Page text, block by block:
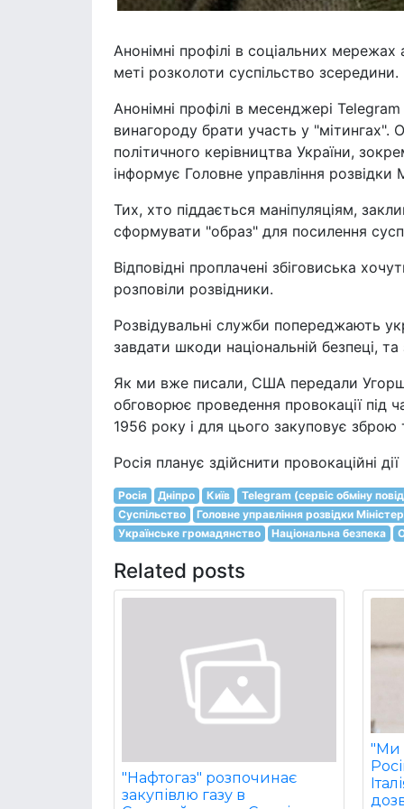
Анонімні профілі в соціальних
меті розколоти суспільство зсередини.
Анонімні профілі в месенджері
винагороду брати участь у "мітингах".
політичного керівництва України,
інформує Головне управління
Тих, хто піддається маніпуляціям,
сформувати "образ" для посилення
Відповідні проплачені збіговиська
розповіли розвідники.
Розвідувальні служби попереджають
завдати шкоди національній безпеці,
Як ми вже писали, США передали
обговорює проведення провокації під
1956 року і для цього закуповує зброю
Росія планує здійснити провокаційні
Росія Дніпро Київ
Telegram (сервіс обміну
Суспільство
Головне управління розвідки
Українське громадянство
Національна безпека
Related posts
"Нафтогаз" розпочинає
закупівлю газу в
"Ми